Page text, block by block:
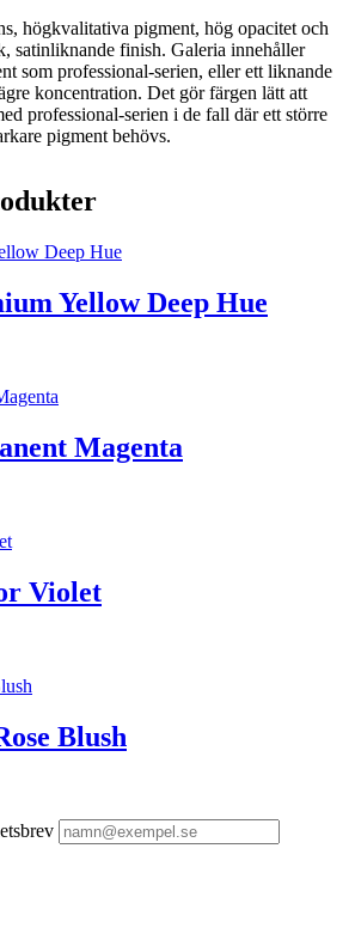
högkvalitativa pigment, hög opacitet och
satinliknande finish. Galeria innehåller
som professional-serien, eller ett liknande
koncentration. Det gör färgen lätt att
professional-serien i de fall där ett större
pigment behövs.
Yellow Deep Hue
Magenta
Violet
Blush